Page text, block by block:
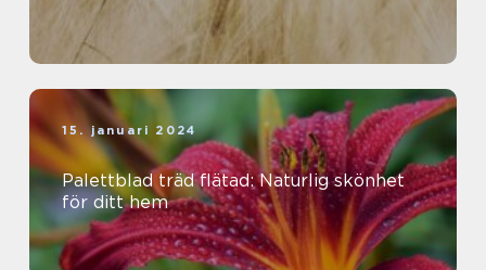
15. januari 2024
Palettblad träd flätad: Naturlig skönhet
för ditt hem